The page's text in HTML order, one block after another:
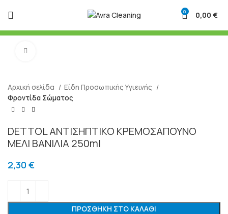
0 0,00 €
Αρχική σελίδα
Είδη Προσωπικής Υγιεινής
Φροντίδα Σώματος
DETTOL ΑΝΤΙΣΗΠΤΙΚΟ ΚΡΕΜΟΣΑΠΟΥΝΟ
ΜΕΛΙ ΒΑΝΙΛΙΑ 250ml
2,30 €
ΠΡΟΣΘΉΚΗ ΣΤΟ ΚΑΛΆΘΙ